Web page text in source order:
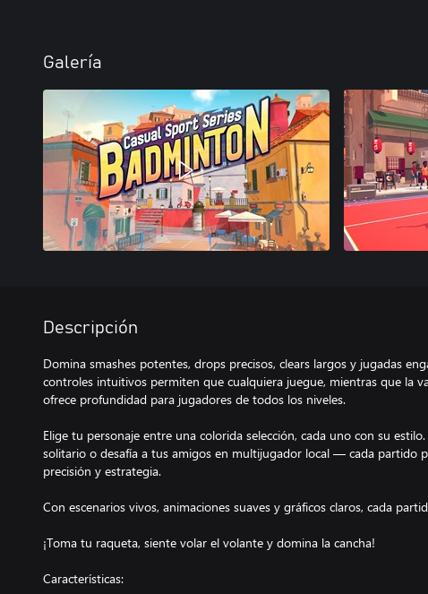
Galería
Descripción
Domina smashes potentes, drops precisos, clears largos y jugadas
controles intuitivos permiten que cualquiera juegue, mientras que la
ofrece profundidad para jugadores de todos los niveles.
Elige tu personaje entre una colorida selección, cada uno con su
solitario o desafía a tus amigos en multijugador local — cada partido
precisión y estrategia.
Con escenarios vivos, animaciones suaves y gráficos claros, cada
¡Toma tu raqueta, siente volar el volante y domina la cancha!
Características: